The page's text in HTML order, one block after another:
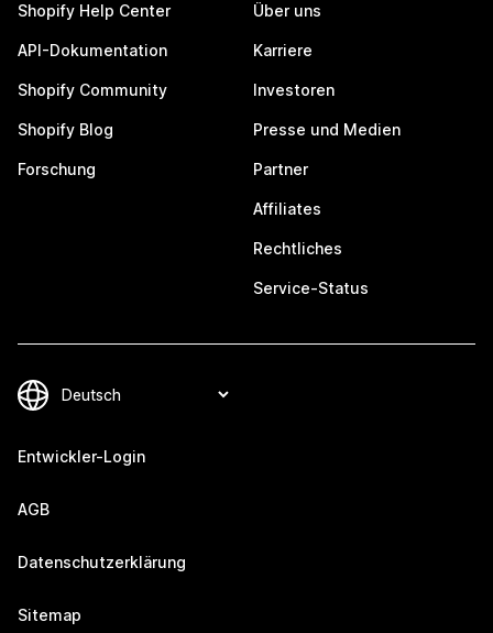
Shopify Help Center
API-Dokumentation
Shopify Community
Shopify Blog
Forschung
Über uns
Karriere
Investoren
Presse und Medien
Partner
Affiliates
Rechtliches
Service-Status
Entwickler-Login
AGB
Datenschutzerklärung
Sitemap